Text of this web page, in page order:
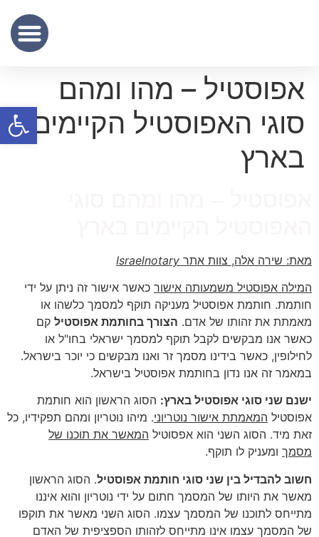
אפוסטיל – מהו ומהם
סוגי האפוסטיל הקיימים
בארץ
מאת: שירה אלה, צוות אתר Israelnotary
המילה אפוסטיל משמעותה אישור כאשר אישור זה ניתן על ידי
חותמת. חותמת אפוסטיל מעניקה תוקף למסמך כלשהו או
מאמתת את זהותו של אדם. הצורך בחותמת אפוסטיל קם
כאשר אנו מבקשים לקבל תוקף למסמך ישראלי בחו"ל או
לחילופין, כאשר בידינו מסמך זר ואנו מבקשים כי יוכר בישראל.
במאמר זה אנו נדון בחותמת אפוסטיל בישראל.
ישנם שני סוגי אפוסטיל בארץ: הסוג הראשון הוא חותמת
אפוסטיל המאמתת אישור נוטריוני. מיהו נוטריון ומהם תפקידיו, כל
זאת מיד. הסוג השני הוא אפסוטיל המאשר את תוכנו של
מסמך ומעניק לו תוקף.
חשוב להבדיל בין שני סוגי חותמת אפוסטיל. הסוג הראשון
מאשר את היותו של המסמך חתום על ידי נוטריון והוא איננו
מתייחס לתוכנו של המסמך עצמו. הסוג השני מאשר את תוקפו
של המסמך עצמו אינו מתייחס לזהותו הספציפית של האדם
פתח